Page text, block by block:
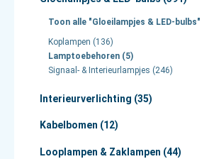
Toon alle "Gloeilampjes & LED-bulbs"
Koplampen (136)
Lamptoebehoren (5)
Signaal- & Interieurlampjes (246)
Interieurverlichting (35)
Kabelbomen (12)
Looplampen & Zaklampen (44)